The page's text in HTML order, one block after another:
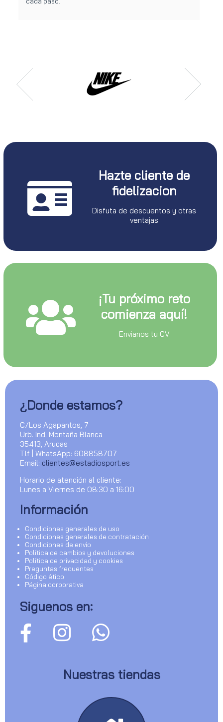
Hazte cliente de
fidelizacion
Disfuta de descuentos y otras
ventajas
¡Tu próximo reto
comienza aquí!
Envianos tu CV
¿Donde estamos?
C/Los Agapantos, 7
Urb. Ind. Montaña Blanca
35413, Arucas
Tlf | WhatsApp: 608858707
Email: clientes@estadiosport.es
Horario de atención al cliente:
Lunes a Viernes de 08:30 a 16:00
Información
Condiciones generales de uso
Condiciones generales de contratación
Condiciones de envío
Política de cambios y devoluciones
Política de privacidad y cookies
Preguntas frecuentes
Código ético
Página corporativa
Siguenos en:
Nuestras tiendas